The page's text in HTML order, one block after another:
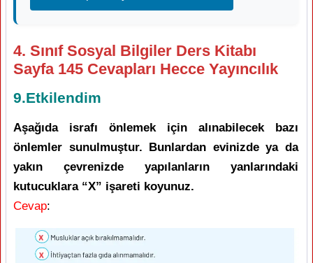
4. Sınıf Sosyal Bilgiler Ders Kitabı
Sayfa 145 Cevapları Hecce Yayıncılık
9.Etkilendim
Aşağıda israfı önlemek için alınabilecek bazı
önlemler sunulmuştur. Bunlardan evinizde ya da
yakın çevrenizde yapılanların yanlarındaki
kutucuklara “X” işareti koyunuz.
Cevap: